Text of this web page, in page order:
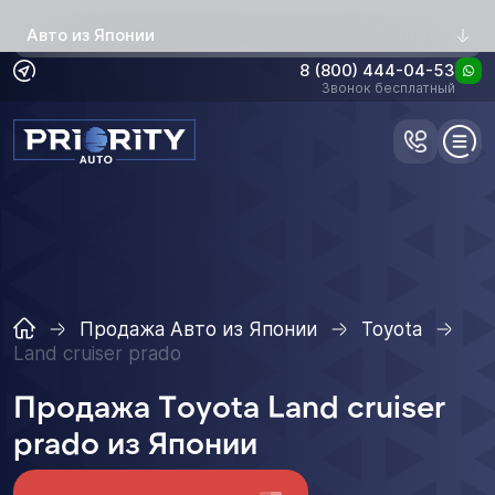
Авто из Японии
8 (800) 444-04-53
Звонок бесплатный
Продажа Авто из Японии
Toyota
Land cruiser prado
Продажа Toyota Land cruiser
prado из Японии